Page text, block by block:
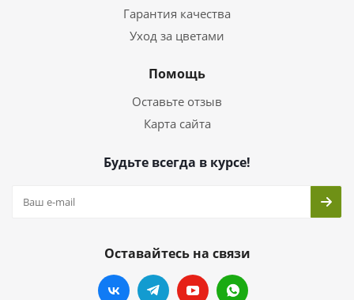
Гарантия качества
Уход за цветами
Помощь
Оставьте отзыв
Карта сайта
Будьте всегда в курсе!
Оставайтесь на связи